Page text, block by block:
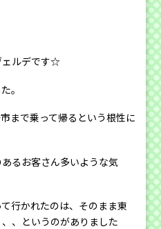
ェルデです☆
。
まで乗って帰るという根性に
るお客さん多いような気
行かれたのは、そのまま東
、というのがありました